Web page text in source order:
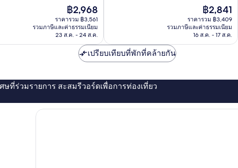
ราคา
ปัจจุบัน
คือ
฿2,968
฿2,968
ราคารวม ฿3,561
รวมภาษีและค่าธรรมเนียม
23 ส.ค. - 24 ส.ค.
ราคา
ปัจจุบัน
คือ
฿2,841
฿2,841
ราคารวม ฿3,409
รวมภาษีและค่าธรรมเนียม
16 ส.ค. - 17 ส.ค.
เปรียบเทียบที่พักที่คล้ายกัน
ที่ร่วมรายการ สะสมรีวอร์ดเพื่อการท่องเที่ยว